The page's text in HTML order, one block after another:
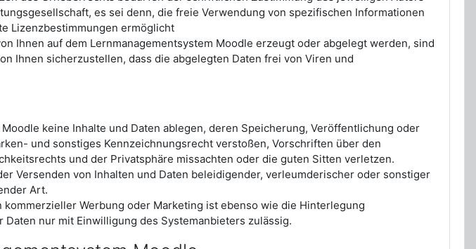
es sei denn, die freie Verwendung von spezifischen Informationen
Lizenzbestimmungen ermöglicht
Ihnen auf dem Lernmanagementsystem Moodle erzeugt oder abgelegt werden, sind
Ihnen sicherzustellen, dass die abgelegten Daten frei von Viren und
keine Inhalte und Daten ablegen, deren Speicherung, Veröffentlichung oder
und sonstiges Kennzeichnungsrecht verstoßen, Vorschriften über den
und der Privatsphäre missachten oder die guten Sitten verletzen.
Versenden von Inhalten und Daten beleidigender, verleumderischer oder sonstiger
Art.
kommerzieller Werbung oder Marketing ist ebenso wie die Hinterlegung
nur mit Einwilligung des Systemanbieters zulässig.